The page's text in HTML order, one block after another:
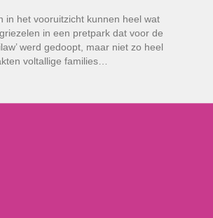
in het vooruitzicht kunnen heel wat
in een pretpark dat voor de
werd gedoopt, maar niet zo heel
voltallige families…